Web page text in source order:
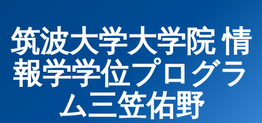
筑波大学大学院 情
報学学位プログラ
ム三笠佑野